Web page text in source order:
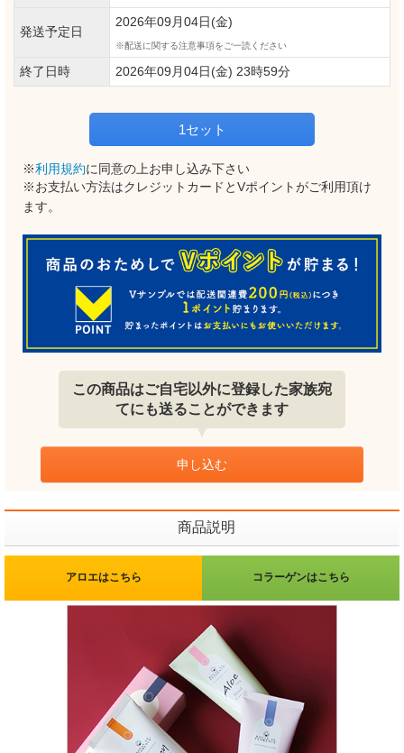
発送予定日
2026年09月04日(金)
配送に関する注意事項をご一読ください
終了日時 2026年09月04日(金) 23時59分
1セット
※利用規約に同意の上お申し込み下さい
※お支払い方法はクレジットカードとVポイントがご利用頂け
ます。
この商品はご自宅以外に登録した家族宛
てにも送ることができます
申し込む
商品説明
アロエはこちら コラーゲンはこちら